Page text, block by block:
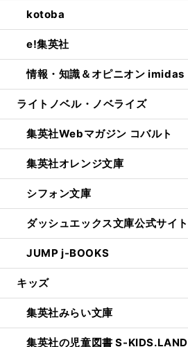
kotoba
e!集英社
情報・知識＆オピニオン imidas
ライトノベル・ノベライズ
集英社Webマガジン コバルト
集英社オレンジ文庫
シフォン文庫
ダッシュエックス文庫公式サイト
JUMP j-BOOKS
キッズ
集英社みらい文庫
集英社の児童図書 S-KIDS.LAND